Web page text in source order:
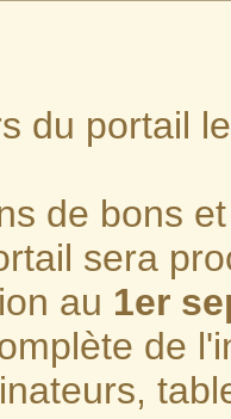
du portail
de bons
sera
au 1er
de